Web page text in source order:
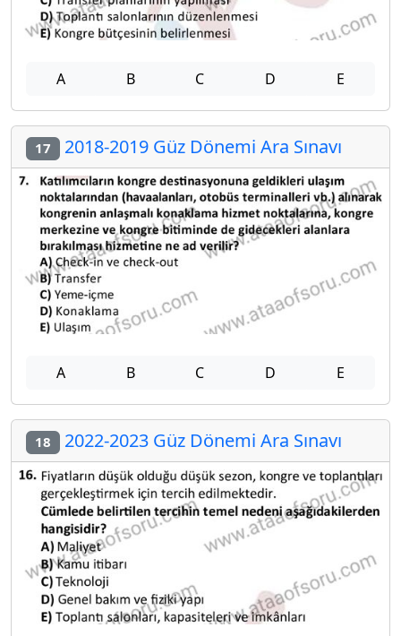
A B C D E
17 2018-2019 Güz Dönemi Ara Sınavı
A B C D E
18 2022-2023 Güz Dönemi Ara Sınavı